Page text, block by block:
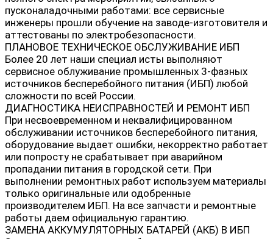
пусконаладочными работами: все сервисные
инженеры прошли обучение на заводе-изготовителя и
аттестованы по электробезопасности.
ПЛАНОВОЕ ТЕХНИЧЕСКОЕ ОБСЛУЖИВАНИЕ ИБП
Более 20 лет наши специал исты выполняют
сервисное облуживание промышленных 3-фазных
источников бесперебойного питания (ИБП) любой
сложности по всей России.
ДИАГНОСТИКА НЕИСПРАВНОСТЕЙ И РЕМОНТ ИБП
При несвоевременном и неквалифицированном
обслуживании источников бесперебойного питания,
оборудование выдает ошибки, некорректно работает
или попросту не срабатывает при аварийном
пропадании питания в городской сети. При
выполнении ремонтных работ используем материалы
только оригинальные или одобренные
производителем ИБП. На все запчасти и ремонтные
работы даем официальную гарантию.
ЗАМЕНА АККУМУЛЯТОРНЫХ БАТАРЕЙ (АКБ) В ИБП